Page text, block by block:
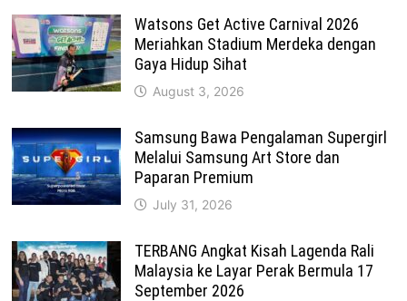
Watsons Get Active Carnival 2026
Meriahkan Stadium Merdeka dengan
Gaya Hidup Sihat
August 3, 2026
Samsung Bawa Pengalaman Supergirl
Melalui Samsung Art Store dan
Paparan Premium
July 31, 2026
TERBANG Angkat Kisah Lagenda Rali
Malaysia ke Layar Perak Bermula 17
September 2026